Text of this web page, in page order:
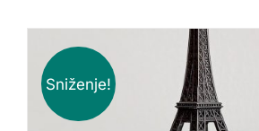
Sniženje!